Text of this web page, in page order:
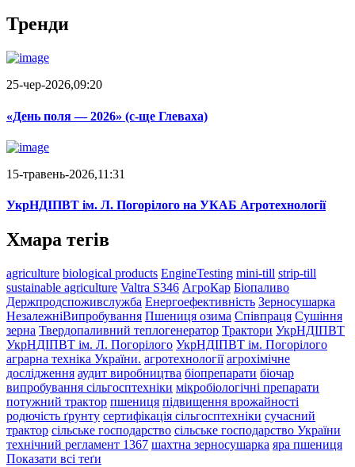
Тренди
25-чер-2026,09:20
«День поля — 2026» (c-ще Глеваха)
15-травень-2026,11:31
УкрНДІПВТ ім. Л. Погорілого на УКАБ Агротехнології
Хмара тегів
agriculture biological products EngineTesting mini-till strip-till
sustainable agriculture Valtra S346 АгроКар Біопаливо
Держпродспоживслужба Енергоефективність Зерносушарка
НезалежніВипробування Пшениця озима Співпраця Сушіння
зерна Твердопаливний теплогенератор Трактори УкрНДІПВТ
УкрНДІПВТ ім. Л. Погорілого УкрНДІПВТ ім. Погорілого
аграрна техніка України. агротехнології агрохімічне
дослідження аудит виробництва біопрепарати біочар
випробування сільгосптехніки мікробіологічні препарати
потужний трактор пшениця підвищення врожайності
родючість ґрунту сертифікація сільгосптехніки сучасний
трактор сільське господарство сільське господарство України
технічний регламент 1367 шахтна зерносушарка яра пшениця
Показати всі теґи